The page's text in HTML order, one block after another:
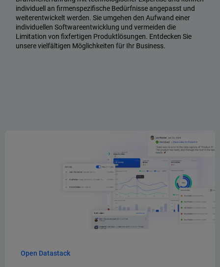
individuell an firmenspezifische Bedürfnisse angepasst und
weiterentwickelt werden. Sie umgehen den Aufwand einer
individuellen Softwareentwicklung und vermeiden die
Limitation von fixfertigen Produktlösungen. Entdecken Sie
unsere vielfältigen Möglichkeiten für Ihr Business.
Open Datastack